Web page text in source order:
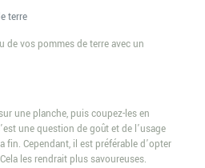
terre
de vos pommes de terre avec un
une planche, puis coupez-les en
une question de goût et de l’usage
fin. Cependant, il est préférable d’opter
les rendrait plus savoureuses.